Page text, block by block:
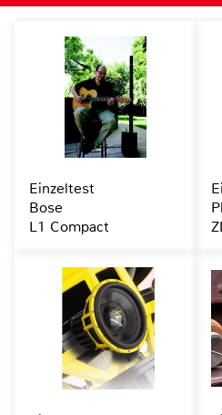
Einzeltest
Bose
L1 Compact